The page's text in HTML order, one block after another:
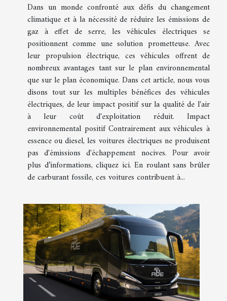
Dans un monde confronté aux défis du changement
climatique et à la nécessité de réduire les émissions de
gaz à effet de serre, les véhicules électriques se
positionnent comme une solution prometteuse. Avec
leur propulsion électrique, ces véhicules offrent de
nombreux avantages tant sur le plan environnemental
que sur le plan économique. Dans cet article, nous vous
disons tout sur les multiples bénéfices des véhicules
électriques, de leur impact positif sur la qualité de l'air
à leur coût d'exploitation réduit. Impact
environnemental positif Contrairement aux véhicules à
essence ou diesel, les voitures électriques ne produisent
pas d'émissions d'échappement nocives. Pour avoir
plus d’informations, cliquez ici. En roulant sans brûler
de carburant fossile, ces voitures contribuent à...